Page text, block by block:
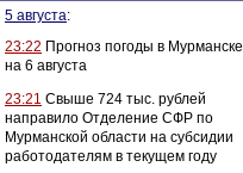
5 августа:
23:22 Прогноз погоды в Мурманске
на 6 августа
23:21 Свыше 724 тыс. рублей
направило Отделение СФР по
Мурманской области на субсидии
работодателям в текущем году